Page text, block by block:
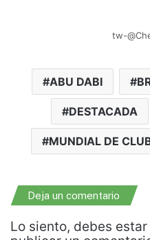
tw-
ABU DABI
DESTACADA
MUNDIAL DE
Deja un comentario
Lo siento, debes estar